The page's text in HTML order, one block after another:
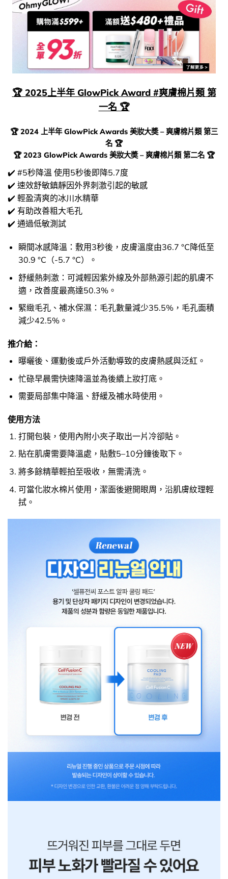
🏆 2025上半年 GlowPick Award #爽膚棉片類 第
一名 🏆
🏆2024 上半年 GlowPick Awards 美妝大奬 – 爽膚棉片類 第三
名 🏆
🏆2023 GlowPick Awards 美妝大奬 – 爽膚棉片類 第二名 🏆
✔️ #5秒降溫 使用5秒後即降5.7度
✔️ 速效舒敏鎮靜因外界刺激引起的敏感
✔️ 輕盈清爽的冰川水精華
✔️ 有助改善粗大毛孔
✔️ 通過低敏測試
瞬間冰感降溫：敷用3秒後，皮膚溫度由36.7 °C降低至
30.9 °C（-5.7 °C）。
舒緩熱刺激：可減輕因紫外線及外部熱源引起的肌膚不
適，改善度最高達50.3%。
緊緻毛孔、補水保濕：毛孔數量減少35.5%，毛孔面積
減少42.5%。
推介給：
曝曬後、運動後或戶外活動導致的皮膚熱感與泛紅。
忙碌早晨需快速降溫並為後續上妝打底。
需要局部集中降溫、舒緩及補水時使用。
使用方法
打開包裝，使用內附小夾子取出一片冷卻貼。
貼在肌膚需要降溫處，貼敷5–10分鐘後取下。
將多餘精華輕拍至吸收，無需清洗。
可當化妝水棉片使用，潔面後避開眼周，沿肌膚紋理輕
拭。